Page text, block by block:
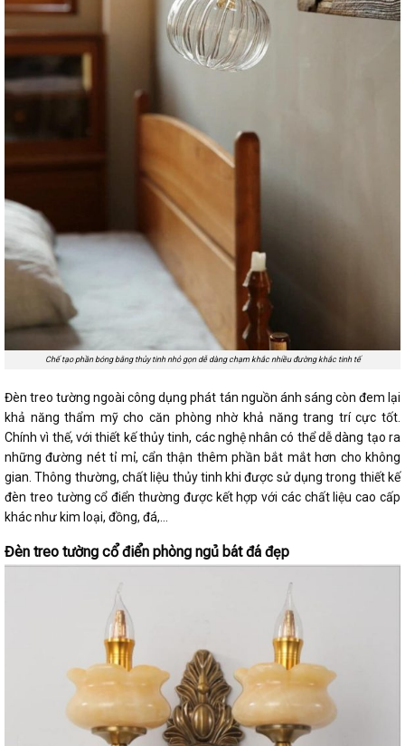
Chế tạo phần bóng bằng thủy tinh nhỏ gọn dễ dàng chạm khắc nhiều đường khắc tinh tế
Đèn treo tường ngoài công dụng phát tán nguồn ánh sáng còn đem lại
khả năng thẩm mỹ cho căn phòng nhờ khả năng trang trí cực tốt.
Chính vì thế, với thiết kế thủy tinh, các nghệ nhân có thể dễ dàng tạo ra
những đường nét tỉ mỉ, cẩn thận thêm phần bắt mắt hơn cho không
gian. Thông thường, chất liệu thủy tinh khi được sử dụng trong thiết kế
đèn treo tường cổ điển thường được kết hợp với các chất liệu cao cấp
khác như kim loại, đồng, đá,…
Đèn treo tường cổ điển phòng ngủ bát đá đẹp